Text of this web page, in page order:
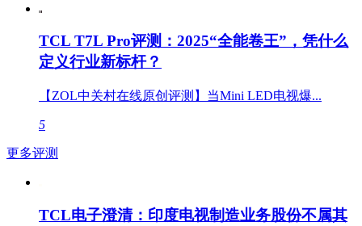
TCL T7L Pro评测：2025“全能卷王”，凭什么
定义行业新标杆？
【ZOL中关村在线原创评测】当Mini LED电视爆...
5
更多评测
TCL电子澄清：印度电视制造业务股份不属其